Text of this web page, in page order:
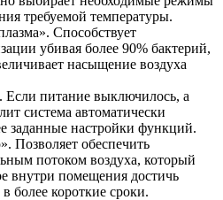
требуемой температуры.
Способствует
убивая более 90% бактерий,
насыщение воздуха
Если питание выключилось, а
система автоматически
заданные настройки функций.
Позволяет обеспечить
потоком воздуха, который
внутри помещения достичь
более короткие сроки.